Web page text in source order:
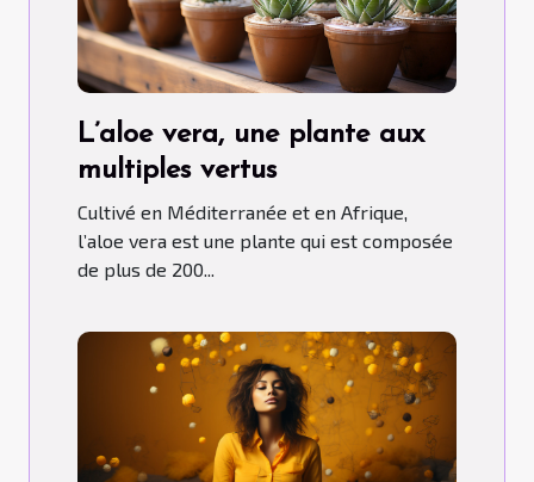
L’aloe vera, une plante aux
multiples vertus
Cultivé en Méditerranée et en Afrique,
l’aloe vera est une plante qui est composée
de plus de 200...